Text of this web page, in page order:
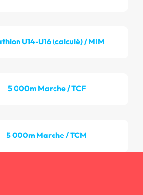
U14-U16 (calculé) / MIM
5 000m Marche / TCF
5 000m Marche / TCM